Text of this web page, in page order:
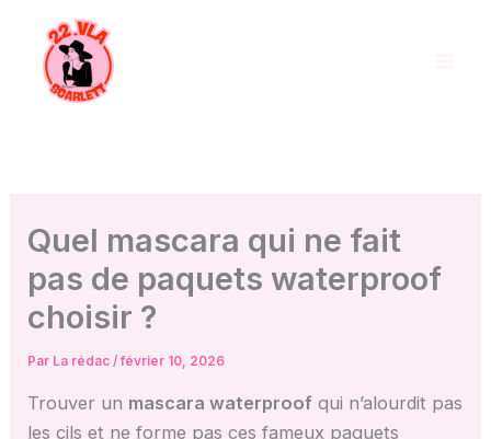
contenu
Quel mascara qui ne fait
pas de paquets waterproof
choisir ?
Par La rédac/février 10, 2026
Trouver un mascara waterproof qui n’alourdit pas
les cils et ne forme pas ces fameux paquets